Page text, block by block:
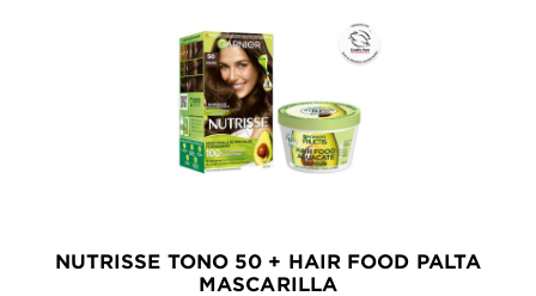
NUTRISSE TONO 50 + HAIR FOOD PALTA
MASCARILLA